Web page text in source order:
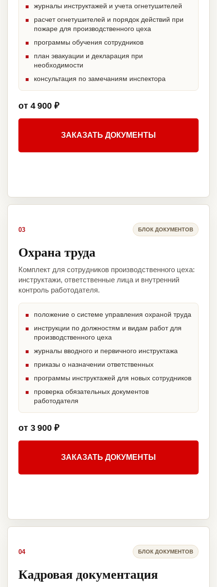
журналы инструктажей и учета огнетушителей
расчет огнетушителей и порядок действий при
пожаре для производственного цеха
программы обучения сотрудников
план эвакуации и декларация при
необходимости
консультация по замечаниям инспектора
от 4 900 ₽
ЗАКАЗАТЬ ДОКУМЕНТЫ
03 БЛОК ДОКУМЕНТОВ
Охрана труда
Комплект для сотрудников производственного цеха:
инструктажи, ответственные лица и внутренний
контроль работодателя.
положение о системе управления охраной труда
инструкции по должностям и видам работ для
производственного цеха
журналы вводного и первичного инструктажа
приказы о назначении ответственных
программы инструктажей для новых сотрудников
проверка обязательных документов
работодателя
от 3 900 ₽
ЗАКАЗАТЬ ДОКУМЕНТЫ
04 БЛОК ДОКУМЕНТОВ
Кадровая документация